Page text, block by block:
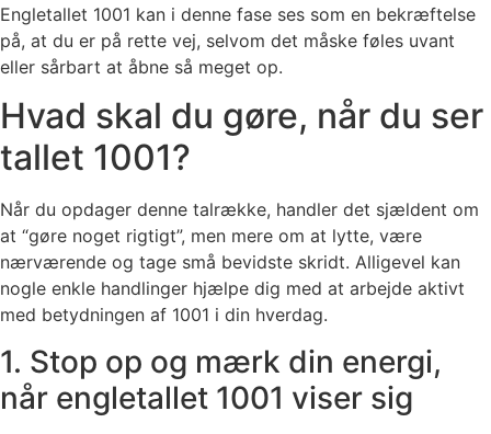
Engletallet 1001 kan i denne fase ses som en bekræftelse
på, at du er på rette vej, selvom det måske føles uvant
eller sårbart at åbne så meget op.
Hvad skal du gøre, når du ser
tallet 1001?
Når du opdager denne talrække, handler det sjældent om
at “gøre noget rigtigt”, men mere om at lytte, være
nærværende og tage små bevidste skridt. Alligevel kan
nogle enkle handlinger hjælpe dig med at arbejde aktivt
med betydningen af 1001 i din hverdag.
1. Stop op og mærk din energi,
når engletallet 1001 viser sig